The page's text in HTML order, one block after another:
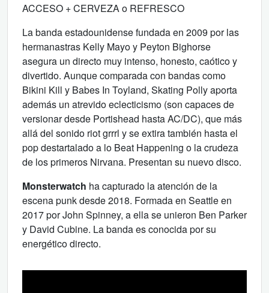
ACCESO + CERVEZA o REFRESCO
La banda estadounidense fundada en 2009 por las
hermanastras Kelly Mayo y Peyton Bighorse
asegura un directo muy intenso, honesto, caótico y
divertido. Aunque comparada con bandas como
Bikini Kill y Babes In Toyland, Skating Polly aporta
además un atrevido eclecticismo (son capaces de
versionar desde Portishead hasta AC/DC), que más
allá del sonido riot grrrl y se extira también hasta el
pop destartalado a lo Beat Happening o la crudeza
de los primeros Nirvana. Presentan su nuevo disco.
Monsterwatch ha capturado la atención de la
escena punk desde 2018. Formada en Seattle en
2017 por John Spinney, a ella se unieron Ben Parker
y David Cubine. La banda es conocida por su
energético directo.